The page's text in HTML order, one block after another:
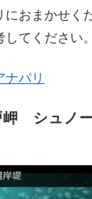
におまかせく
てください。
ナパリ
シュノ